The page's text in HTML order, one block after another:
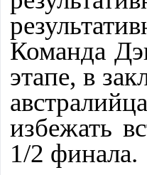
Команда
этапе, в
избежать
1/2 финала.